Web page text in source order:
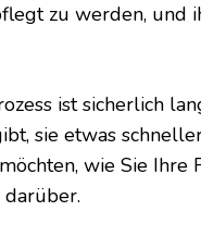
zu werden, und
ist sicherlich
sie etwas
wie Sie